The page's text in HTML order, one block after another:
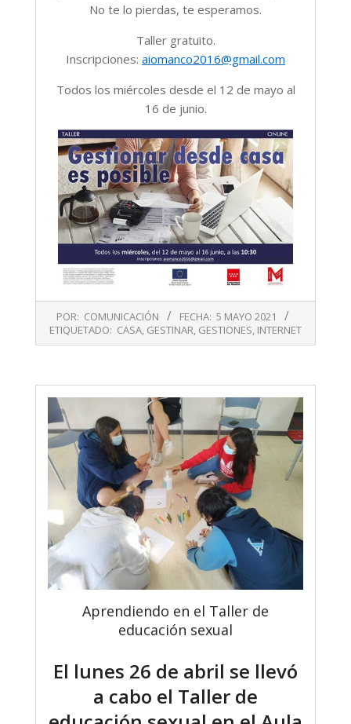
No te lo pierdas, te esperamos.
Taller gratuito.
Inscripciones: aiomanco2016@gmail.com
Todos los miércoles desde el 12 de mayo al
16 de junio.
05-
05
POR: COMUNICACIÓN FECHA: 5 MAYO 2021
ETIQUETADO: CASA, GESTINAR, GESTIONES, INTERNET
Aprendiendo en el Taller de
educación sexual
El lunes 26 de abril se llevó
a cabo el Taller de